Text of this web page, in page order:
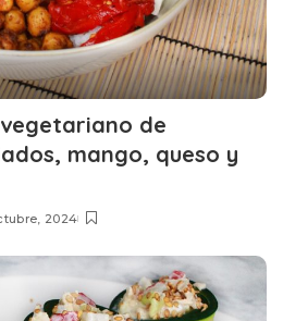
de
mango, queso y
2024